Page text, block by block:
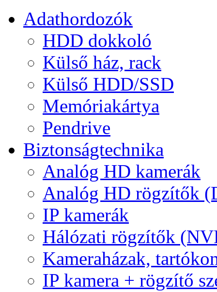
Adathordozók
HDD dokkoló
Külső ház, rack
Külső HDD/SSD
Memóriakártya
Pendrive
Biztonságtechnika
Analóg HD kamerák
Analóg HD rögzítők
IP kamerák
Hálózati rögzítők
Kameraházak,
IP kamera + rögzítő